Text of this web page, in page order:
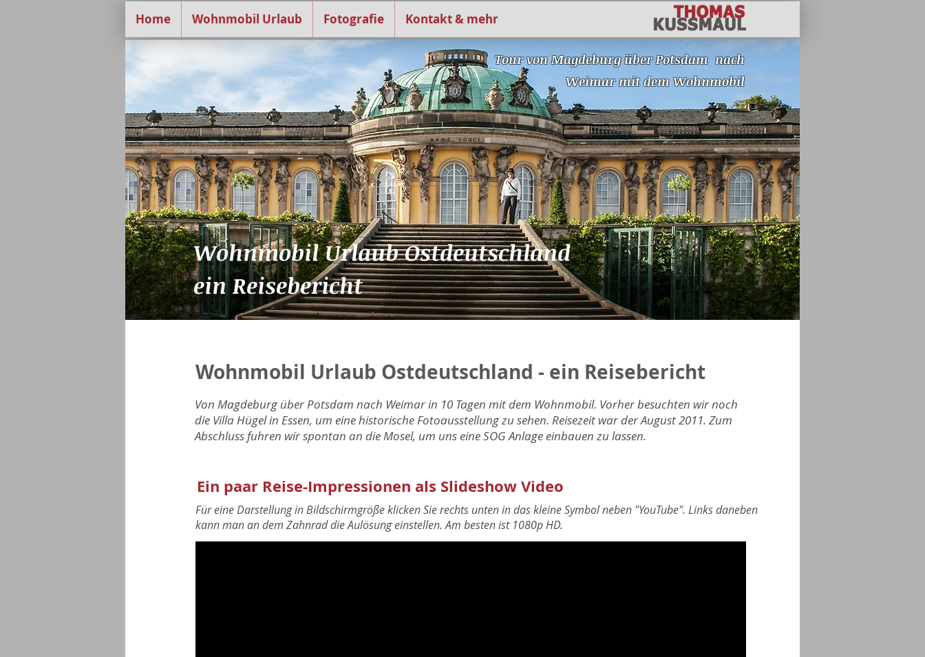
Home Wohnmobil Urlaub Fotografie Kontakt & mehr
Tour von Magdeburg über Potsdam nach
Weimar mit dem Wohnmobil
Wohnmobil Urlaub Ostdeutschland
ein Reisebericht
Wohnmobil Urlaub Ostdeutschland - ein Reisebericht
Von Magdeburg über Potsdam nach Weimar in 10 Tagen mit dem Wohnmobil. Vorher besuchten wir noch
die Villa Hügel in Essen, um eine historische Fotoausstellung zu sehen. Reisezeit war der August 2011. Zum
Abschluss fuhren wir spontan an die Mosel, um uns eine SOG Anlage einbauen zu lassen.
Ein paar Reise-Impressionen als Slideshow Video
Für eine Darstellung in Bildschirmgröße klicken Sie rechts unten in das kleine Symbol neben "YouTube". Links daneben
kann man an dem Zahnrad die Aulösung einstellen. Am besten ist 1080p HD.